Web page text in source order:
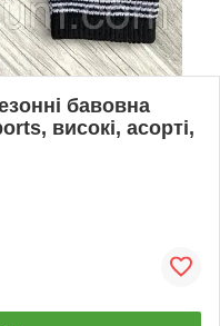
бавовна
високі, асорті,